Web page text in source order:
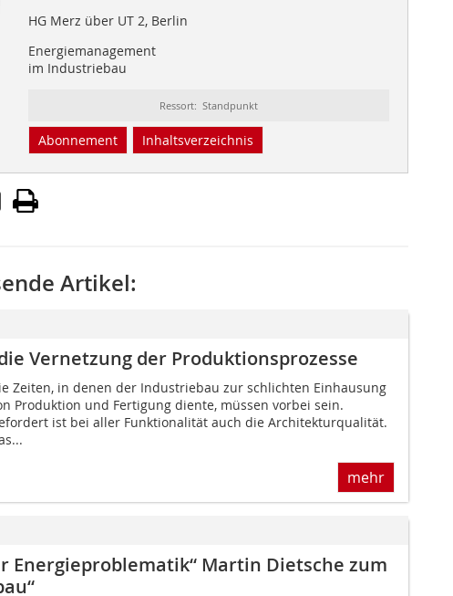
HG Merz über UT 2, Berlin
Energiemanagement
im Industriebau
Ressort: Standpunkt
Abonnement Inhaltsverzeichnis
Artikel:
Vernetzung der Produktions­prozesse
Zeiten, in denen der Industriebau zur schlichten Einhausung
Produktion und Fertigung diente, müssen vorbei sein.
ist bei aller Funktionalität auch die Architekturqualität.
mehr
Energieproblematik“ Martin Dietsche zum